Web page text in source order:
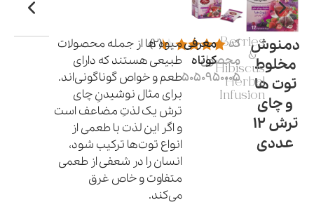
دمنوش
مخلوط
توت ها
و چای
ترش 12
عددی
Berries
&
Hibiscus
Herbal
Infusion
کد
محصول:
5050950005
(2)
معرفی
کوتاه
میو‌ه ها از جمله محصولات
طبیعی هستند که دارای
طعم و خواص گوناگونی‌اند.
برای مثال نوشیدنِ چای
ترش یک لذتِ مضاعف است
و اگر این لذت با طعمی از
انواع توت‌ها ترکیب شود،
انسان را در شعفی از طعمی
متفاوت و خاص غرق
می‌کند.